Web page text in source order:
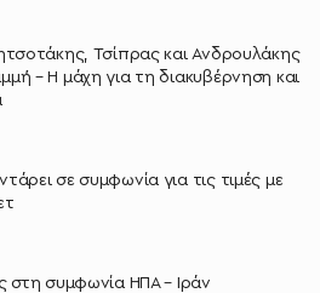
Τσίπρας και Ανδρουλάκης
– Η μάχη για τη διακυβέρνηση και
σε συμφωνία για τις τιμές με
στη συμφωνία ΗΠΑ – Ιράν